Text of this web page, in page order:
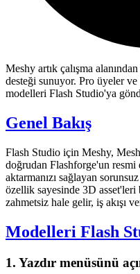
Meshy artık çalışma
desteği sunuyor. Pro üyeler ve
modelleri Flash Studio'ya
Genel Bakış
Flash Studio için Meshy,
doğrudan Flashforge'un
aktarmanızı sağlayan
özellik sayesinde 3D asset'leri
zahmetsiz hale gelir, iş akışı
Modelleri Flash
1. Yazdır menüsünü